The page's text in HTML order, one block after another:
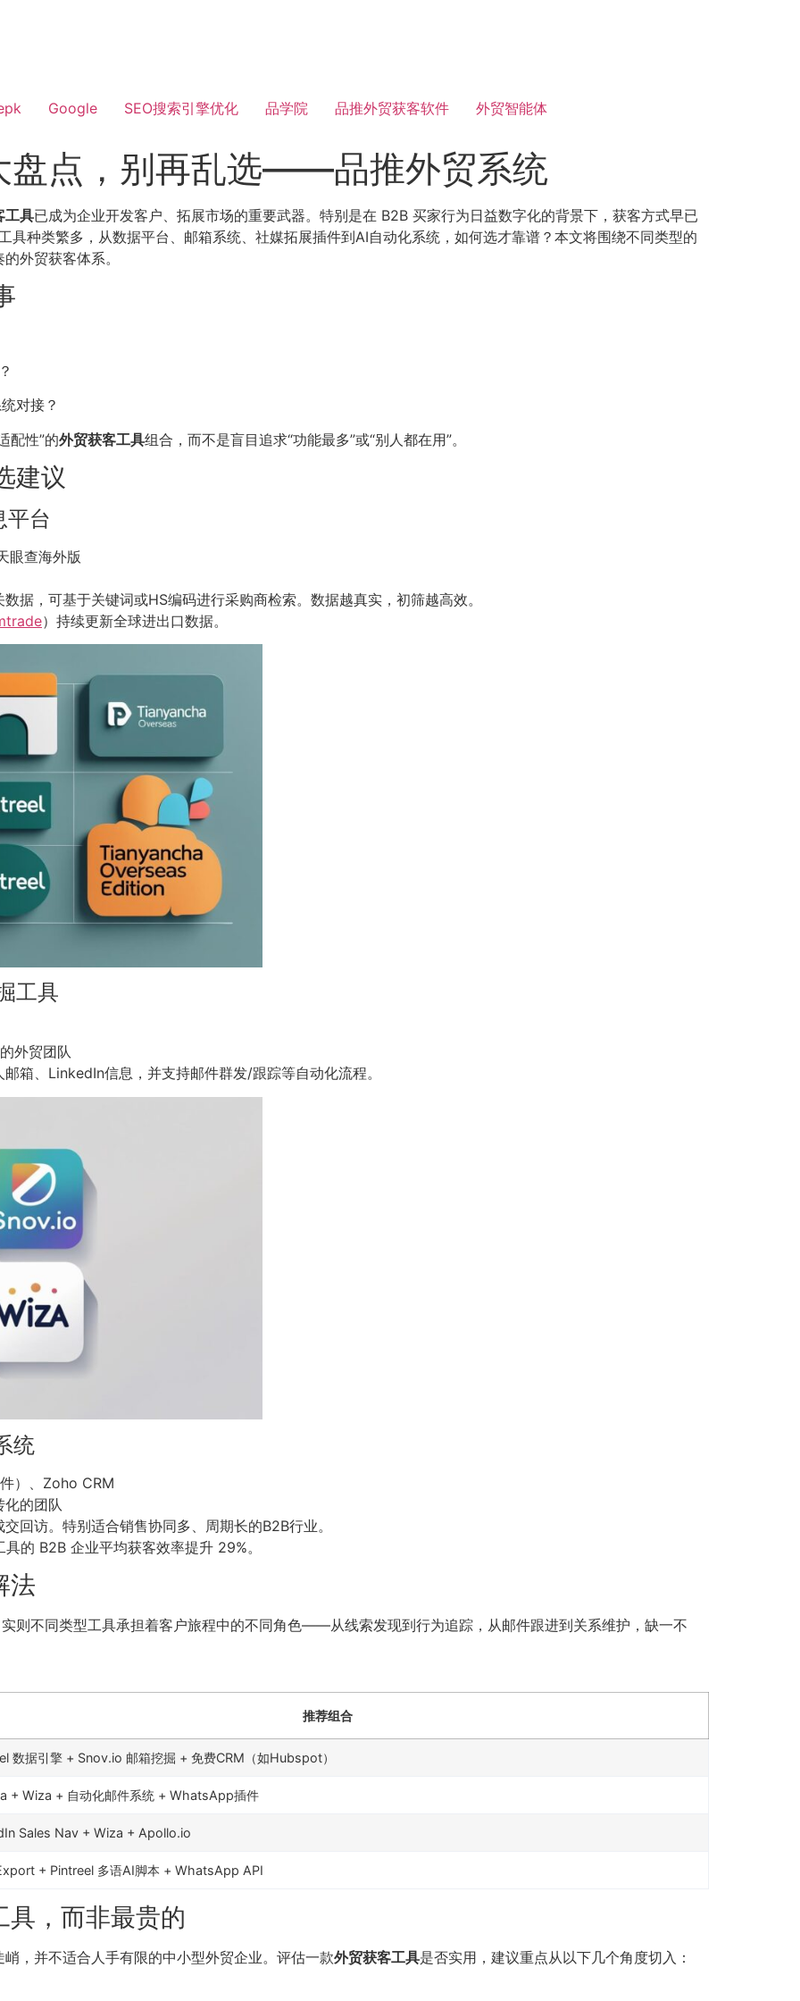
Google SEO搜索引擎优化 品学院 品推外贸获客软件 外贸智能体
盘点，别再乱选——品推外贸系统
工具已成为企业开发客户、拓展市场的重要武器。特别是在 B2B 买家行为日益数字化的背景下，获客方式早已
具种类繁多，从数据平台、邮箱系统、社媒拓展插件到AI自动化系统，如何选才靠谱？本文将围绕不同类型的
外贸获客体系。
对接？
配性”的外贸获客工具组合，而不是盲目追求“功能最多”或“别人都在用”。
建议
平台
眼查海外版
据，可基于关键词或HS编码进行采购商检索。数据越真实，初筛越高效。
）持续更新全球进出口数据。
工具
外贸团队
箱、LinkedIn信息，并支持邮件群发/跟踪等自动化流程。
统
）、Zoho CRM
的团队
回访。特别适合销售协同多、周期长的B2B行业。
的 B2B 企业平均获客效率提升 29%。
法
则不同类型工具承担着客户旅程中的不同角色——从线索发现到行为追踪，从邮件跟进到关系维护，缺一不
推荐组合
数据引擎 + Snov.io 邮箱挖掘 + 免费CRM（如Hubspot）
+ Wiza + 自动化邮件系统 + WhatsApp插件
Sales Nav + Wiza + Apollo.io
+ Pintreel 多语AI脚本 + WhatsApp API
具，而非最贵的
，并不适合人手有限的中小型外贸企业。评估一款外贸获客工具是否实用，建议重点从以下几个角度切入：